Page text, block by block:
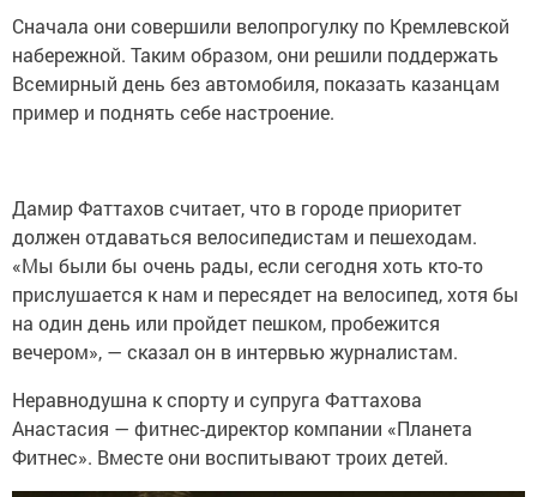
Сначала они совершили велопрогулку по Кремлевской
набережной. Таким образом, они решили поддержать
Всемирный день без автомобиля, показать казанцам
пример и поднять себе настроение.
Дамир Фаттахов считает, что в городе приоритет
должен отдаваться велосипедистам и пешеходам.
«Мы были бы очень рады, если сегодня хоть кто-то
прислушается к нам и пересядет на велосипед, хотя бы
на один день или пройдет пешком, пробежится
вечером», — сказал он в интервью журналистам.
Неравнодушна к спорту и супруга Фаттахова
Анастасия — фитнес-директор компании «Планета
Фитнес». Вместе они воспитывают троих детей.